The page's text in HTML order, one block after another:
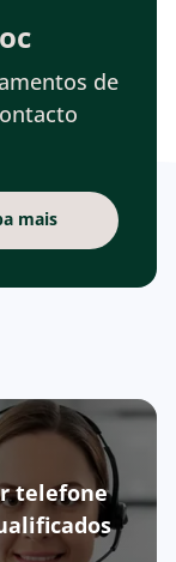
de
mais
telefone